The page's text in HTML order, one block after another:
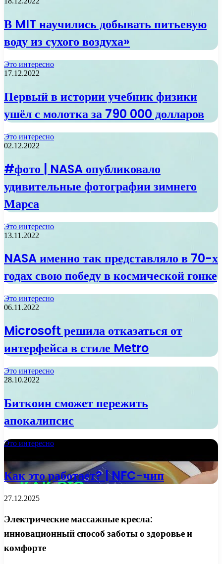
В MIT научились добывать питьевую
воду из сухого воздуха»
Это интересно
17.12.2022
Первый в истории учебник физики
ушёл с молотка за 790 000 долларов
Это интересно
02.12.2022
#фото | NASA опубликовало
удивительные фотографии зимнего
Марса
Это интересно
13.11.2022
NASA именно так представляло в 70-х
годах свою победу в космической гонке
Это интересно
06.11.2022
Microsoft решила отказаться от
интерфейса в стиле Metro
Это интересно
28.10.2022
Биткоин сможет пережить
апокалипсис
Это интересно
Как это работает? | NFC-чип
27.12.2025
Электрические массажные кресла:
инновационный способ заботы о здоровье и
комфорте